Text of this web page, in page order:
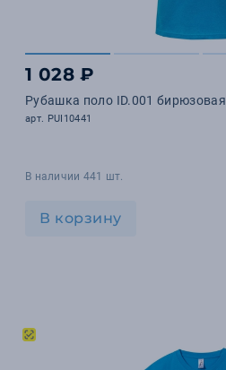
1 028 ₽
Рубашка поло ID.001 бирюзовая
арт. PUI10441
В наличии 441 шт.
В корзину